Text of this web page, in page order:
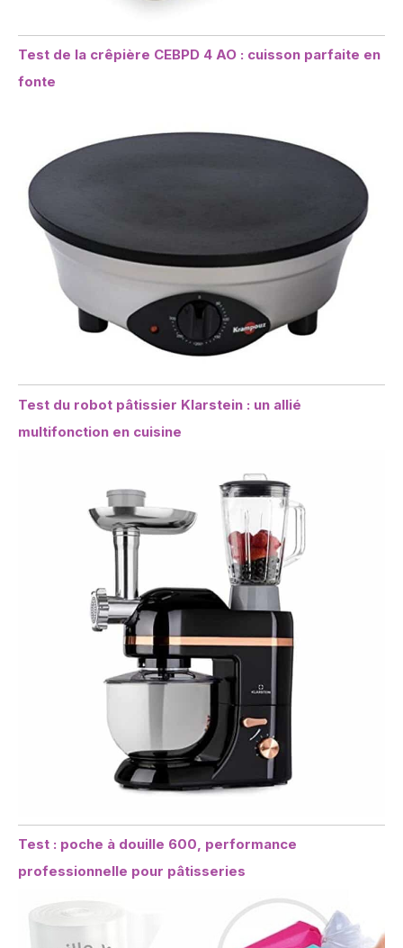
Test de la crêpière CEBPD 4 AO : cuisson parfaite en
fonte
Test du robot pâtissier Klarstein : un allié
multifonction en cuisine
Test : poche à douille 600, performance
professionnelle pour pâtisseries